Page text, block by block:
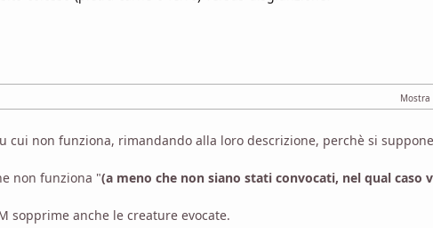
cui non funziona, rimandando alla loro descrizione, perchè si
non funziona "(a meno che non siano stati convocati, nel qual caso
sopprime anche le creature evocate.